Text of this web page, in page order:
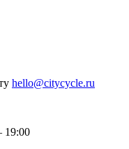
hello@citycycle.ru
19:00